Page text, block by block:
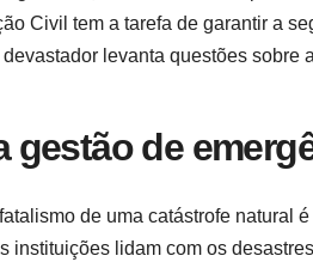
Civil tem a tarefa de garantir a
levanta questões sobre
gestão de
de uma catástrofe natural
instituições lidam com os